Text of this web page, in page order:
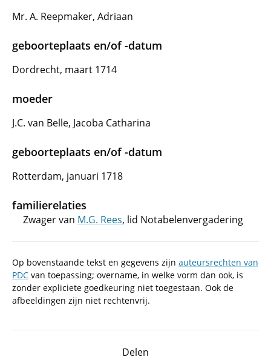
Mr. A. Reepmaker, Adriaan
geboorteplaats en/of -datum
Dordrecht, maart 1714
moeder
J.C. van Belle, Jacoba Catharina
geboorteplaats en/of -datum
Rotterdam, januari 1718
familierelaties
Zwager van M.G. Rees, lid Notabelenvergadering
Op bovenstaande tekst en gegevens zijn auteursrechten van
PDC van toepassing; overname, in welke vorm dan ook, is
zonder expliciete goedkeuring niet toegestaan. Ook de
afbeeldingen zijn niet rechtenvrij.
Delen